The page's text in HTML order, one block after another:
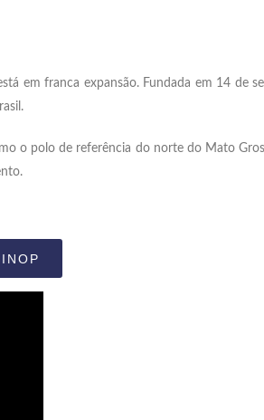
em franca expansão. Fundada em 14 de
o polo de referência do norte do Mato